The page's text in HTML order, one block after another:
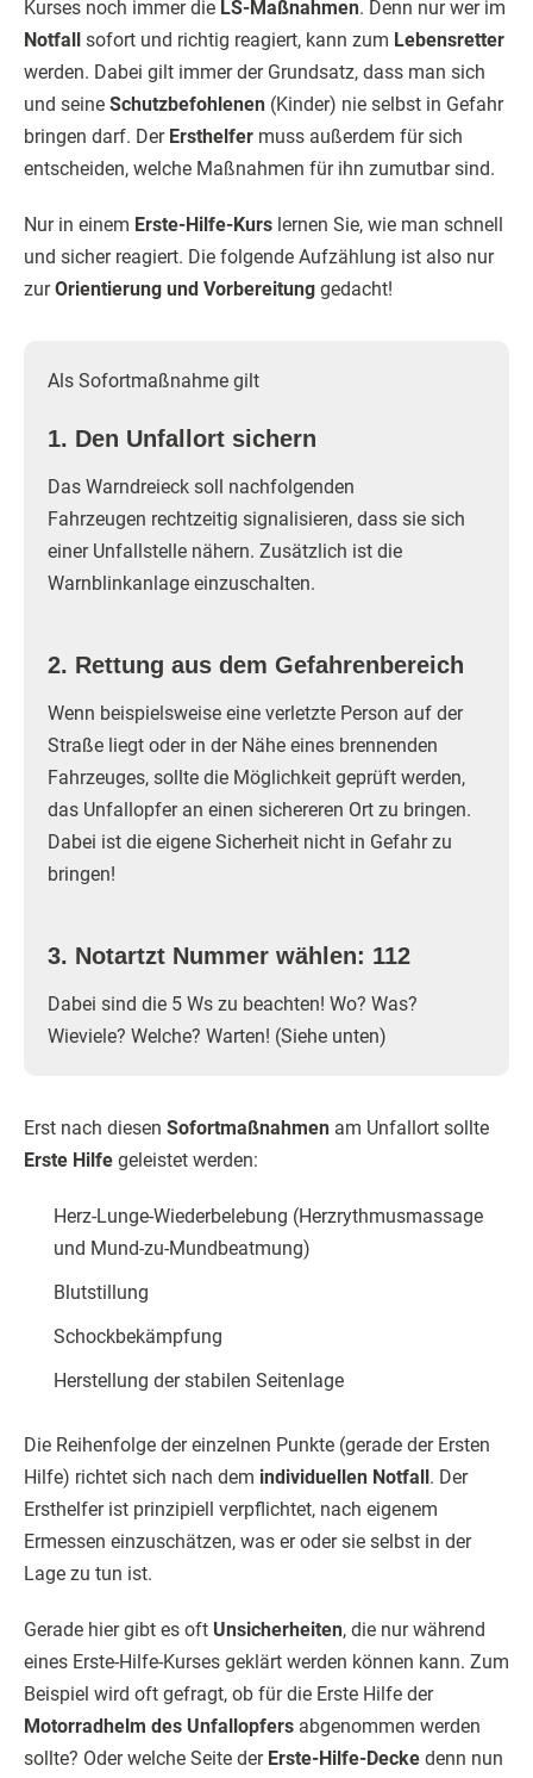
Kurses noch immer die LS-Maßnahmen. Denn nur wer im
Notfall sofort und richtig reagiert, kann zum Lebensretter
werden. Dabei gilt immer der Grundsatz, dass man sich
und seine Schutzbefohlenen (Kinder) nie selbst in Gefahr
bringen darf. Der Ersthelfer muss außerdem für sich
entscheiden, welche Maßnahmen für ihn zumutbar sind.
Nur in einem Erste-Hilfe-Kurs lernen Sie, wie man schnell
und sicher reagiert. Die folgende Aufzählung ist also nur
zurOrientierung und Vorbereitung gedacht!
Als Sofortmaßnahme gilt
1. Den Unfallort sichern
Das Warndreieck soll nachfolgenden
Fahrzeugen rechtzeitig signalisieren, dass sie sich
einer Unfallstelle nähern. Zusätzlich ist die
Warnblinkanlage einzuschalten.
2. Rettung aus dem Gefahrenbereich
Wenn beispielsweise eine verletzte Person auf der
Straße liegt oder in der Nähe eines brennenden
Fahrzeuges, sollte die Möglichkeit geprüft werden,
das Unfallopfer an einen sichereren Ort zu bringen.
Dabei ist die eigene Sicherheit nicht in Gefahr zu
bringen!
3. Notartzt Nummer wählen: 112
Dabei sind die 5 Ws zu beachten! Wo? Was?
Wieviele? Welche? Warten! (Siehe unten)
Erst nach diesen Sofortmaßnahmen am Unfallort sollte
Erste Hilfe geleistet werden:
Herz-Lunge-Wiederbelebung (Herzrythmusmassage
und Mund-zu-Mundbeatmung)
Blutstillung
Schockbekämpfung
Herstellung der stabilen Seitenlage
Die Reihenfolge der einzelnen Punkte (gerade der Ersten
Hilfe) richtet sich nach dem individuellen Notfall . Der
Ersthelfer ist prinzipiell verpflichtet, nach eigenem
Ermessen einzuschätzen, was er oder sie selbst in der
Lage zu tun ist.
Gerade hier gibt es oft Unsicherheiten, die nur während
eines Erste-Hilfe-Kurses geklärt werden können kann. Zum
Beispiel wird oft gefragt, ob für die Erste Hilfe der
Motorradhelm des Unfallopfers abgenommen werden
sollte? Oder welche Seite der Erste-Hilfe-Decke denn nun